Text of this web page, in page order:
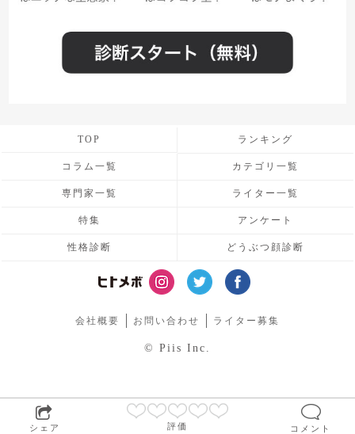
シェア 評価 コメント
TOP ランキング
コラム一覧 カテゴリ一覧
専門家一覧 ライター一覧
特集 アンケート
性格診断 どうぶつ顔診断
会社概要 お問い合わせ ライター募集
© Piis Inc.